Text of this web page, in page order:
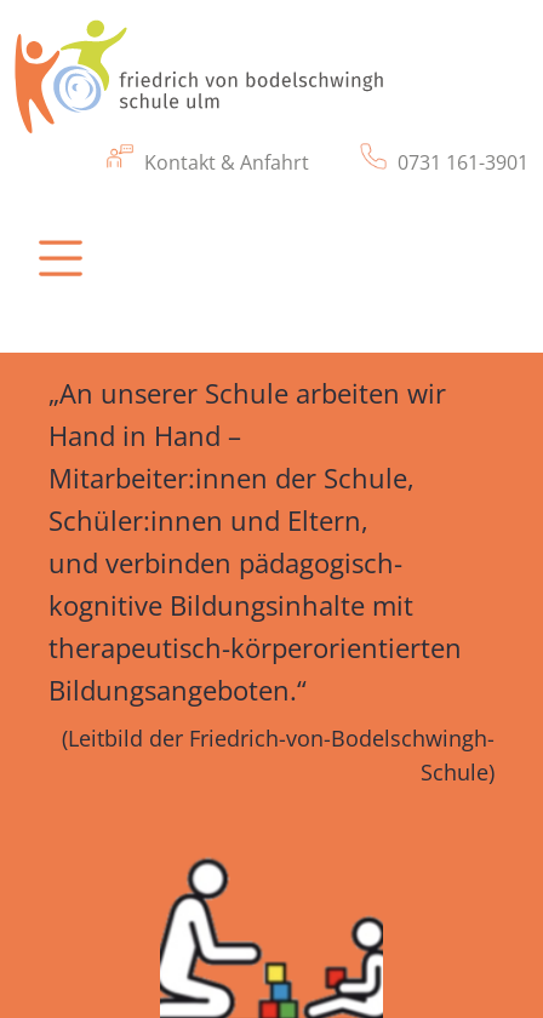
Kontakt & Anfahrt 0731 161-3901
körperlichen & motorischen Beeinträchtigung
„An unserer Schule arbeiten wir
Hand in Hand –
Mitarbeiter:innen der Schule,
Schüler:innen und Eltern,
und verbinden pädagogisch-
kognitive Bildungsinhalte mit
therapeutisch-körperorientierten
Bildungsangeboten.“
(Leitbild der Friedrich-von-Bodelschwingh-
Schule)